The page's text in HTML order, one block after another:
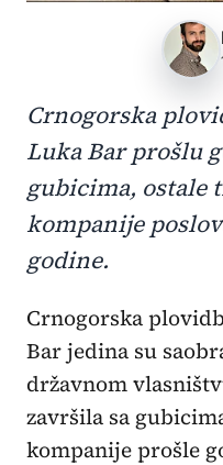
Crnogorska
Luka Bar prošlu
gubicima, ostale
kompanije
godine.
Crnogorska plovidba, Montecargo i Luka
Bar jedina su
državnom
završila sa
kompanije prošle